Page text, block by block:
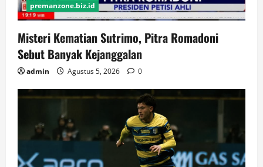
premanzone.biz.id
Misteri Kematian Sutrimo, Pitra Romadoni
Sebut Banyak Kejanggalan
admin Agustus 5, 2026 0